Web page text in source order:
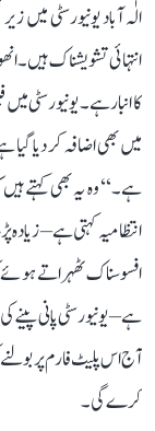
الٰہ آباد یونیورسٹی
انتہائی تشویشناک ہیں۔
انتظامیہ کہتی ہے– زیادہ
افسوسناک ٹھہراتے ہوئے
ہے– یونیورسٹی پانی
آج اس پلیٹ فارم پر بولنے
کرے گی۔